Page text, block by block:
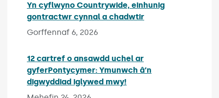
Yn cyflwyno Countrywide, einhunig
gontractwr cynnal a chadwtir
Gorffennaf 6, 2026
12 cartref o ansawdd uchel ar
gyferPontycymer: Ymunwch â’n
digwyddiad iglywed mwy!